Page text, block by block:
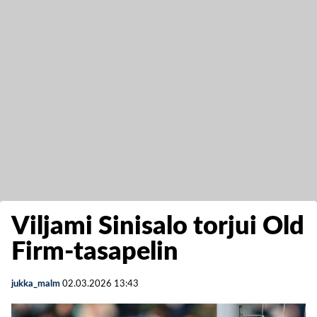
Viljami Sinisalo torjui Old
Firm-tasapelin
jukka_malm 02.03.2026 13:43